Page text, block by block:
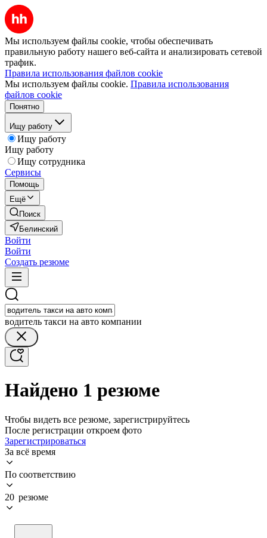
Мы используем файлы cookie, чтобы обеспечивать
правильную работу нашего веб-сайта и анализировать сетевой
трафик.
Правила использования файлов cookie
Мы используем файлы cookie. Правила использования
файлов cookie
Понятно
Ищу работу
Ищу работу
Ищу работу
Ищу сотрудника
Сервисы
Помощь
Ещё
Поиск
Белинский
Войти
Войти
Создать резюме
водитель такси на авто компании
Найдено 1 резюме
Чтобы видеть все резюме, зарегистрируйтесь
После регистрации откроем фото
Зарегистрироваться
За всё время
По соответствию
20 резюме